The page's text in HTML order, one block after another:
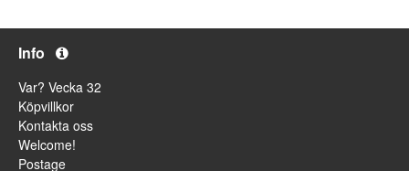
Info
Var? Vecka 32
Köpvillkor
Kontakta oss
Welcome!
Postage